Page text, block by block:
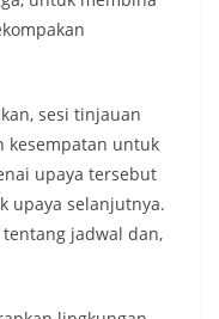
sesi tinjauan
kesempatan untuk
upaya tersebut
upaya selanjutnya.
jadwal dan,